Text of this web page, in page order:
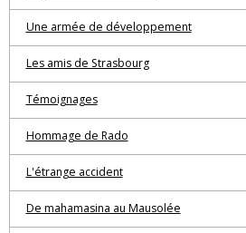
Une armée de développement
Les amis de Strasbourg
Témoignages
Hommage de Rado
L'étrange accident
De mahamasina au Mausolée